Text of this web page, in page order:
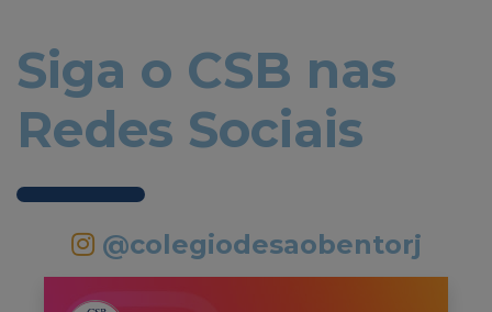
Siga o CSB nas
Redes Sociais
@colegiodesaobentorj